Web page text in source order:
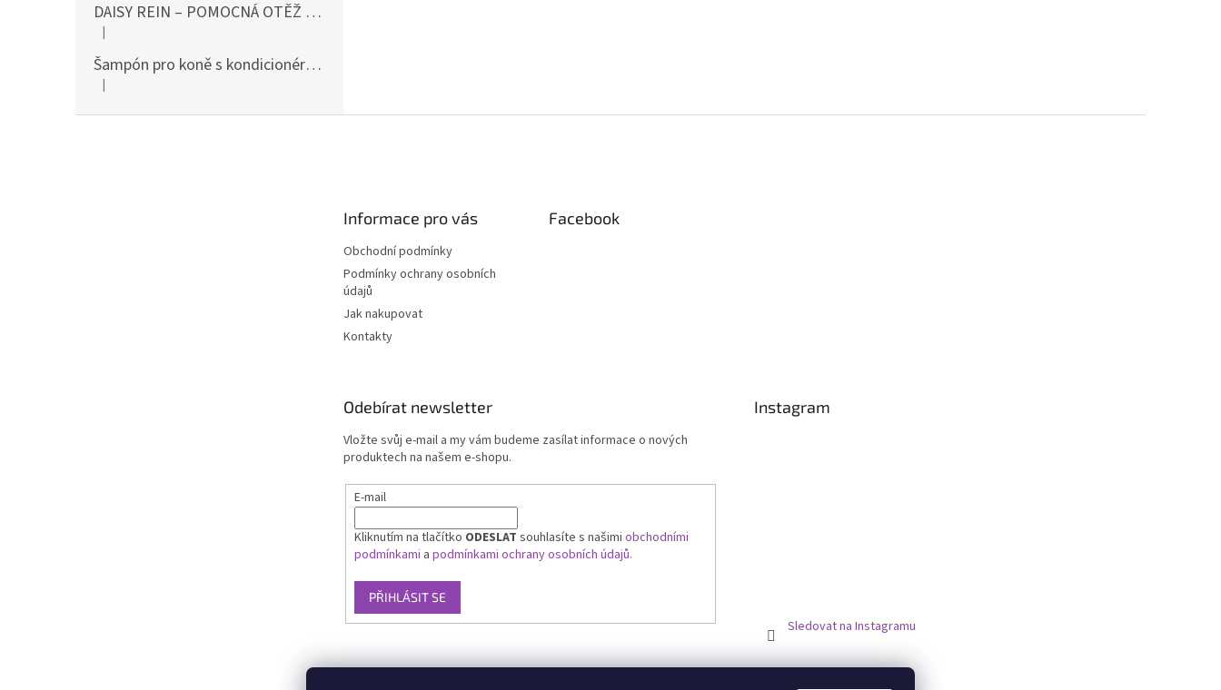
DAISY REIN – POMOCNÁ OTĚŽ PROTI STAHOVÁNÍ HLAVY DOLŮ ČERNÁ SHIRES
Hodnocení produktu je 5 z 5 hvězdiček.
|
Šampón pro koně s kondicionérem 500ml Waldhausen
Hodnocení produktu je 5 z 5 hvězdiček.
|
Informace pro vás
Obchodní podmínky
Podmínky ochrany osobních
údajů
Jak nakupovat
Kontakty
Facebook
Odebírat newsletter
Vložte svůj e-mail a my vám budeme zasílat informace o nových
produktech na našem e-shopu.
E-mail
Kliknutím na tlačítko ODESLAT souhlasíte s našimi obchodními
podmínkami a podmínkami ochrany osobních údajů.
PŘIHLÁSIT SE
Instagram
Sledovat na Instagramu